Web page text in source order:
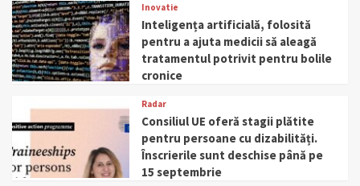
Inovatie
Inteligența artificială, folosită
pentru a ajuta medicii să aleagă
tratamentul potrivit pentru bolile
cronice
Radar
Consiliul UE oferă stagii plătite
pentru persoane cu dizabilități.
Înscrierile sunt deschise până pe
15 septembrie